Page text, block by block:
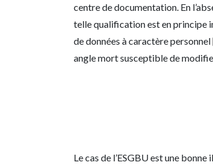
centre de documentation. En
telle qualification est en principe
de données à caractère personnel
angle mort susceptible de
Le cas de l’ESGBU est une